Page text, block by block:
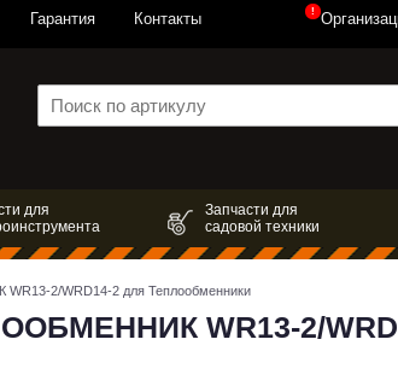
Гарантия
Контакты
!
для
Запчасти для
садовой техники
2/WRD14-2 для Теплообменники
WR13-2/